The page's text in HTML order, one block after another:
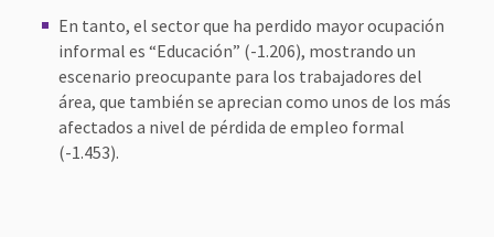
En tanto, el sector que ha perdido mayor ocupación
informal es “Educación” (-1.206), mostrando un
escenario preocupante para los trabajadores del
área, que también se aprecian como unos de los más
afectados a nivel de pérdida de empleo formal
(-1.453).